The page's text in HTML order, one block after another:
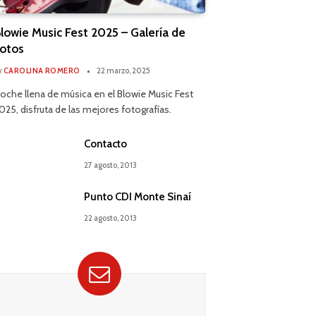
Music Fest 2025 – Galería de
CAROLINA ROMERO 22 marzo, 2025
llena de música en el Blowie Music Fest
disfruta de las mejores fotografías.
Contacto
27 agosto, 2013
Punto CDI Monte Sinaí
22 agosto, 2013